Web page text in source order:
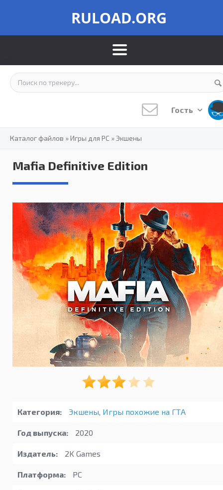
RULOAD.ORG
Гость
Каталог файлов »Игры для PC »Экшены
Mafia Definitive Edition
Категория: Экшены, Игры похожие на ГТА
Год выпуска: 2020
Издатель: 2K Games
Платформа: PC